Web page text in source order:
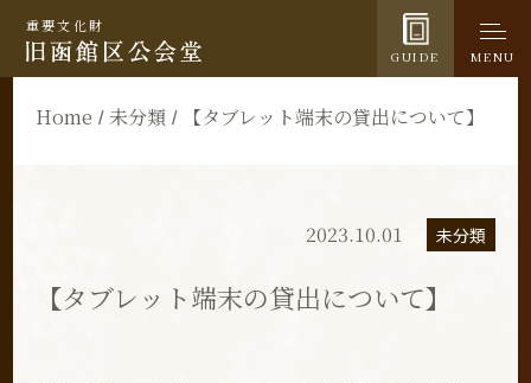
重要文化財
GUIDE MENU
Home 未分類 【タブレット端末の貸出について】
2023.10.01 未分類
【タブレット端末の貸出について】